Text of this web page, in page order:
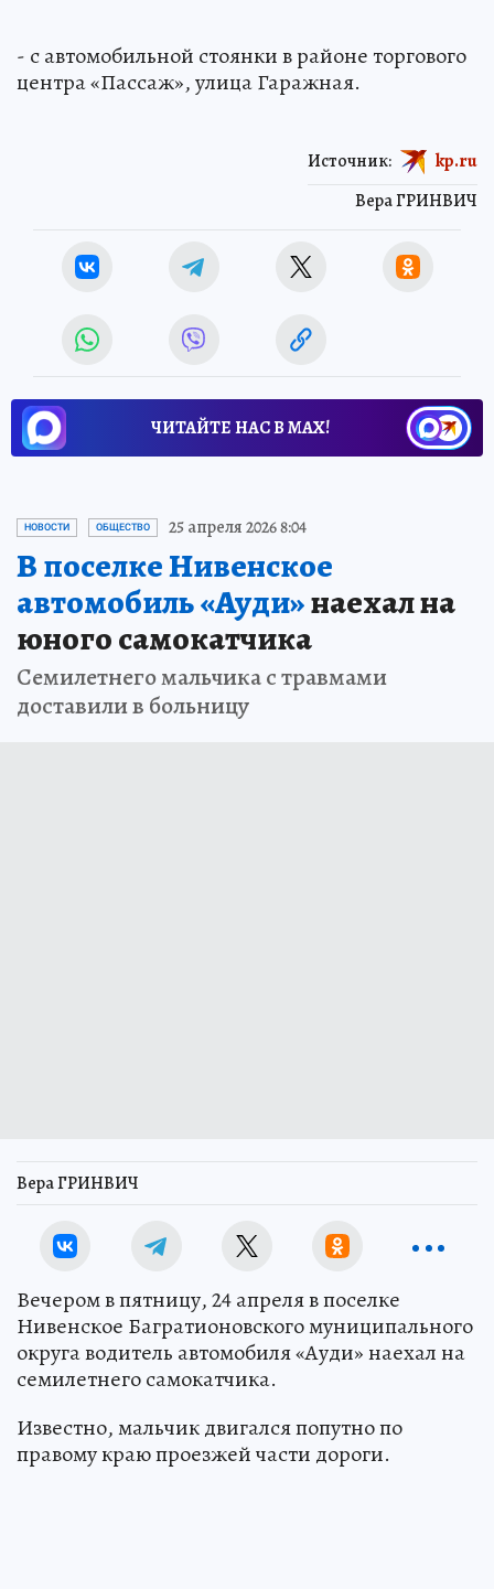
- с автомобильной стоянки в районе торгового
центра «Пассаж», улица Гаражная.
Вера ГРИНВИЧ
Источник: kp.ru
ЧИТАЙТЕ НАС В МАХ!
НОВОСТИ ОБЩЕСТВО 25 апреля 2026 8:04
В поселке Нивенское
автомобиль «Ауди»наехал на
юного самокатчика
Семилетнего мальчика с травмами
доставили в больницу
Вера ГРИНВИЧ
Вечером в пятницу, 24 апреля в поселке
Нивенское Багратионовского муниципального
округа водитель автомобиля «Ауди» наехал на
семилетнего самокатчика.
Известно, мальчик двигался попутно по
правому краю проезжей части дороги.